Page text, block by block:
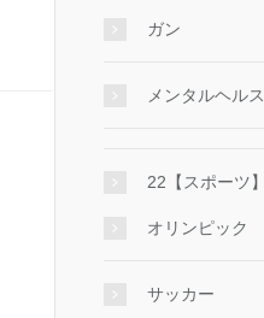
ガン
メンタルヘルス
22【スポーツ】
オリンピック
サッカー